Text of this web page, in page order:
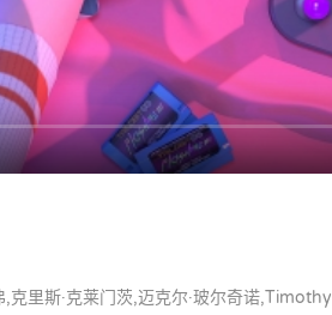
,克里斯·克莱门茨,迈克尔·玻尔奇诺